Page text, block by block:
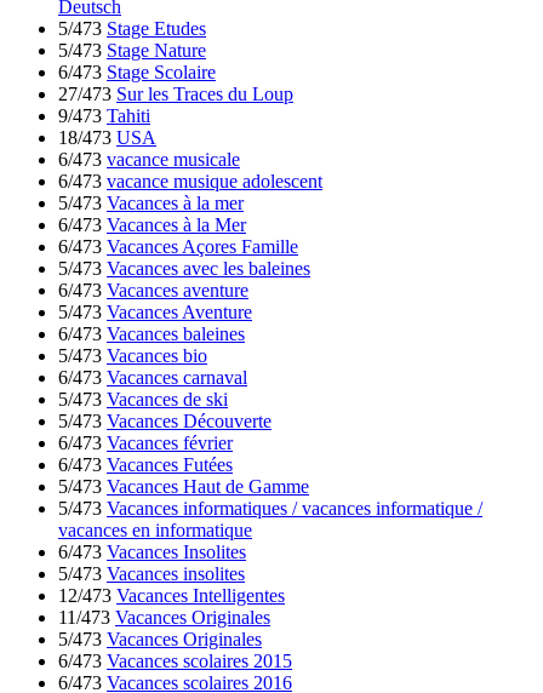
Deutsch
5/473 Stage Etudes
5/473 Stage Nature
6/473 Stage Scolaire
27/473 Sur les Traces du Loup
9/473 Tahiti
18/473 USA
6/473 vacance musicale
6/473 vacance musique adolescent
5/473 Vacances à la mer
6/473 Vacances à la Mer
6/473 Vacances Açores Famille
5/473 Vacances avec les baleines
6/473 Vacances aventure
5/473 Vacances Aventure
6/473 Vacances baleines
5/473 Vacances bio
6/473 Vacances carnaval
5/473 Vacances de ski
5/473 Vacances Découverte
6/473 Vacances février
6/473 Vacances Futées
5/473 Vacances Haut de Gamme
5/473 Vacances informatiques / vacances informatique /
vacances en informatique
6/473 Vacances Insolites
5/473 Vacances insolites
12/473 Vacances Intelligentes
11/473 Vacances Originales
5/473 Vacances Originales
6/473 Vacances scolaires 2015
6/473 Vacances scolaires 2016